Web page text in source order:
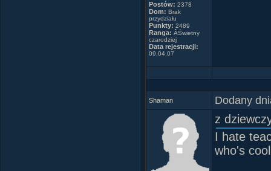
Postów: 2378
Dom: Brak
przydziału
Punkty: 2489
Ranga: ÂŚwietny
czarodziej
Data rejestracji:
09.04.07
Shaman Dodany
z
I hate
who's